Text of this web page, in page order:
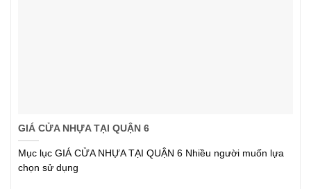
GIÁ CỬA NHỰA TẠI QUẬN 6
Mục lục GIÁ CỬA NHỰA TẠI QUẬN 6 Nhiều người muốn lựa
chọn sử dụng